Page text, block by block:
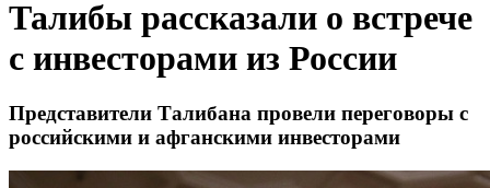
Талибы рассказали о встрече
с инвесторами из России
Представители Талибана провели переговоры с
российскими и афганскими инвесторами